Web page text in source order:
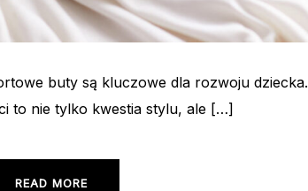
buty są kluczowe dla rozwoju dziecka.
to nie tylko kwestia stylu, ale […]
READ MORE